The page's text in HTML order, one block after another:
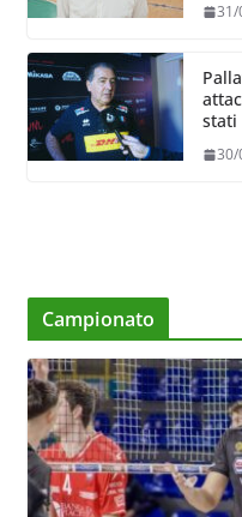
31/
stati
30/
Campionato